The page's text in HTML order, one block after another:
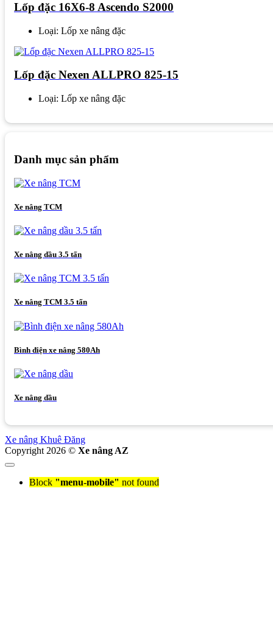
Lốp đặc 16X6-8 Ascendo S2000
Loại: Lốp xe nâng đặc
Lốp đặc Nexen ALLPRO 825-15
Loại: Lốp xe nâng đặc
Danh mục sản phẩm
Xe nâng TCM
Xe nâng dầu 3.5 tấn
Xe nâng TCM 3.5 tấn
Bình điện xe nâng 580Ah
Xe nâng dầu
Xe nâng Khuê Đăng
Copyright 2026 © Xe nâng AZ
Block "menu-mobile" not found